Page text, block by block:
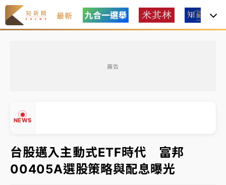
最新
廣告
NEWS
才續任就飛美國大學面試 清大校長高為元致歉：機會
到來時引起我的好奇
白海豚颱風解除海警 西南風來了！4縣市大雨特報、各
地午後雷雨
分析｜
7月營收甫首破單月9000億元下半年續旺指
台股邁入主動式ETF時代 富邦
00405A選股策略與配息曝光